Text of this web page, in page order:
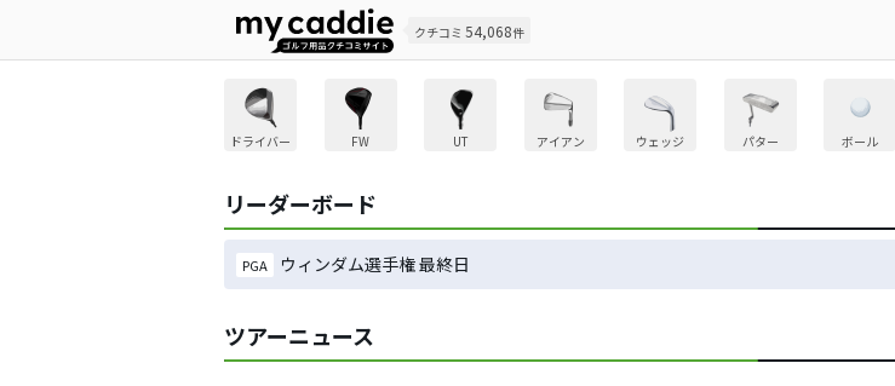
クチコミ 54,068件
ドライバー FW UT アイアン ウェッジ パター ボール
リーダーボード
PGA ウィンダム選手権 最終日
ツアーニュース